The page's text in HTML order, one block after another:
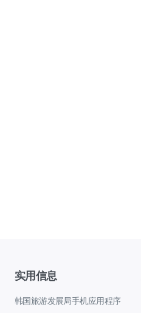
实用信息
韩国旅游发展局手机应用程序